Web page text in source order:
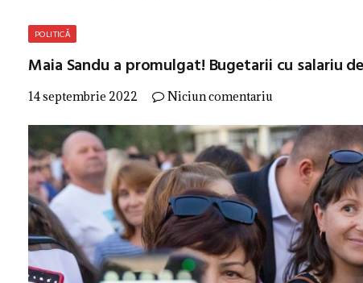
POLITICĂ
Maia Sandu a promulgat! Bugetarii cu salariu
14 septembrie 2022 Niciun comentariu